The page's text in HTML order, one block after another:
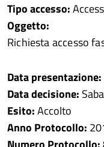
network
Tipo accesso:
Oggetto:
Richiesta accesso
Data presentazione:
Data decisione:
Esito:Accolto
Anno Protocollo: